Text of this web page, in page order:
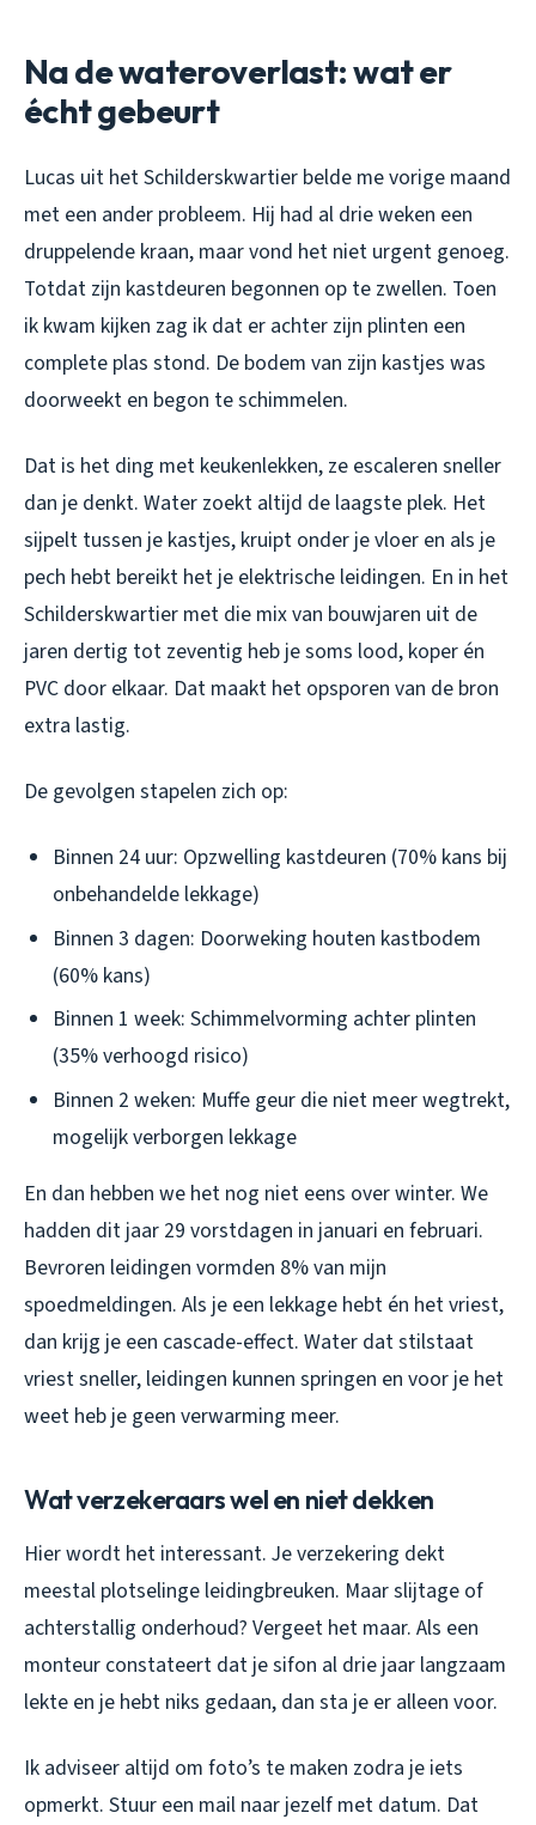
Na de wateroverlast: wat er
écht gebeurt
Lucas uit het Schilderskwartier belde me vorige maand
met een ander probleem. Hij had al drie weken een
druppelende kraan, maar vond het niet urgent genoeg.
Totdat zijn kastdeuren begonnen op te zwellen. Toen
ik kwam kijken zag ik dat er achter zijn plinten een
complete plas stond. De bodem van zijn kastjes was
doorweekt en begon te schimmelen.
Dat is het ding met keukenlekken, ze escaleren sneller
dan je denkt. Water zoekt altijd de laagste plek. Het
sijpelt tussen je kastjes, kruipt onder je vloer en als je
pech hebt bereikt het je elektrische leidingen. En in het
Schilderskwartier met die mix van bouwjaren uit de
jaren dertig tot zeventig heb je soms lood, koper én
PVC door elkaar. Dat maakt het opsporen van de bron
extra lastig.
De gevolgen stapelen zich op:
Binnen 24 uur: Opzwelling kastdeuren (70% kans bij
onbehandelde lekkage)
Binnen 3 dagen: Doorweking houten kastbodem
(60% kans)
Binnen 1 week: Schimmelvorming achter plinten
(35% verhoogd risico)
Binnen 2 weken: Muffe geur die niet meer wegtrekt,
mogelijk verborgen lekkage
En dan hebben we het nog niet eens over winter. We
hadden dit jaar 29 vorstdagen in januari en februari.
Bevroren leidingen vormden 8% van mijn
spoedmeldingen. Als je een lekkage hebt én het vriest,
dan krijg je een cascade-effect. Water dat stilstaat
vriest sneller, leidingen kunnen springen en voor je het
weet heb je geen verwarming meer.
Wat verzekeraars wel en niet dekken
Hier wordt het interessant. Je verzekering dekt
meestal plotselinge leidingbreuken. Maar slijtage of
achterstallig onderhoud? Vergeet het maar. Als een
monteur constateert dat je sifon al drie jaar langzaam
lekte en je hebt niks gedaan, dan sta je er alleen voor.
Ik adviseer altijd om foto’s te maken zodra je iets
opmerkt. Stuur een mail naar jezelf met datum. Dat